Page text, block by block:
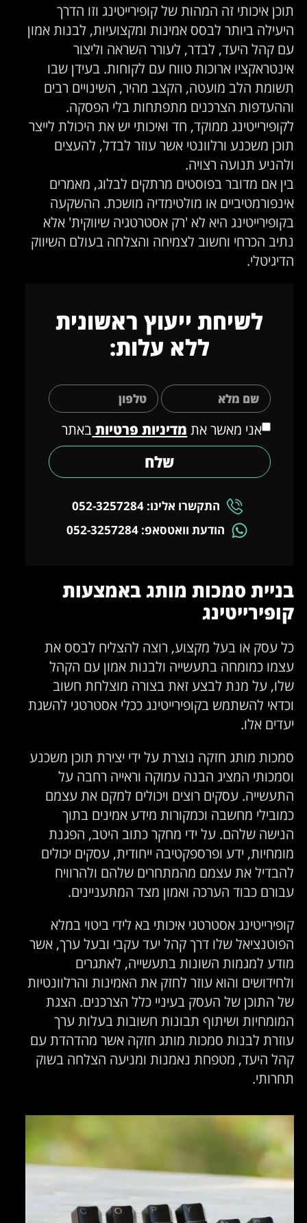
תוכן איכותי זה המהות של קופירייטינג וזו הדרך
היעילה ביותר לבסס אמינות ומקצועיות, לבנות אמון
עם קהל היעד, לבדר, לעורר השראה וליצור
אינטראקציו ארוכות טווח עם לקוחות. בעידן שבו
תשומת הלב מועטה, הקצב מהיר, השינויים רבים
וההעדפות הצרכנים מתפתחות בלי הפסקה.
לקופירייטינג ממוקד, חד ואיכותי יש את היכולת לייצר
תוכן משכנע ורלוונטי אשר עוזר לבדל, להעצים
ולהניע תנועה רצויה.
בין אם מדובר בפוסטים מרתקים לבלוג, מאמרים
אינפורמטיביים או מולטימדיה מושכת. ההשקעה
בקופירייטינג היא לא 'רק אסטרטגיה שיווקית' אלא
נתיב הכרחי וחשוב לצמיחה והצלחה בעולם השיווק
הדיגיטלי.
לשיחת ייעוץ ראשונית
ללא עלות:
אני מאשר את מדיניות פרטיותבאתר
שלח
התקשרו אלינו: 052-3257284
הודעת וואטסאפ: 052-3257284
בניית סמכות מותג באמצעות
קופירייטינג
כל עסק או בעל מקצוע, רוצה להצליח לבסס את
עצמו כמומחה בתעשייה ולבנות אמון עם הקהל
שלו, על מנת לבצע זאת בצורה מוצלחת חשוב
וכדאי להשתמש בקופירייטינג ככלי אסטרטגי להשגת
יעדים אלו.
סמכות מותג חזקה נוצרת על ידי יצירת תוכן משכנע
וסמכותי המציג הבנה עמוקה וראייה רחבה על
התעשייה. עסקים רוצים ויכולים למקם את עצמם
כמובילי מחשבה וכמקורות מידע אמינים בתוך
הנישה שלהם. על ידי מחקר כתוב היטב, הפגנת
מומחיות, ידע ופרספקטיבה ייחודית, עסקים יכולים
להבדיל את עצמם מהמתחרים שלהם ולהרוויח
עבורם כבוד הערכה ואמון מצד המתעניינים.
קופירייטינג אסטרטגי איכותי בא לידי ביטוי במלא
הפוטנציאל שלו דרך קהל יעד עקבי ובעל ערך, אשר
מודע למגמות השונות בתעשייה, לאתגרים
ולחידושים והוא עוזר לחזק את האמינות והרלוונטיות
של התוכן של העסק בעיניי כלל הצרכנים. הצגת
המומחיות ושיתוף תבונות חשובות בעלות ערך
עוזרת לבנות סמכות מותג חזקה אשר מהדהדת עם
קהל היעד, מטפחת נאמנות ומניעה הצלחה בשוק
תחרותי.